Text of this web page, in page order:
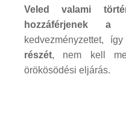
Veled valami
hozzáférjenek a
kedvezményzettet, így
részét, nem kell
örökösödési eljárás.